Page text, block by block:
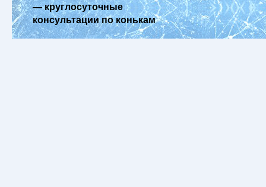
— круглосуточные
консультации по конькам